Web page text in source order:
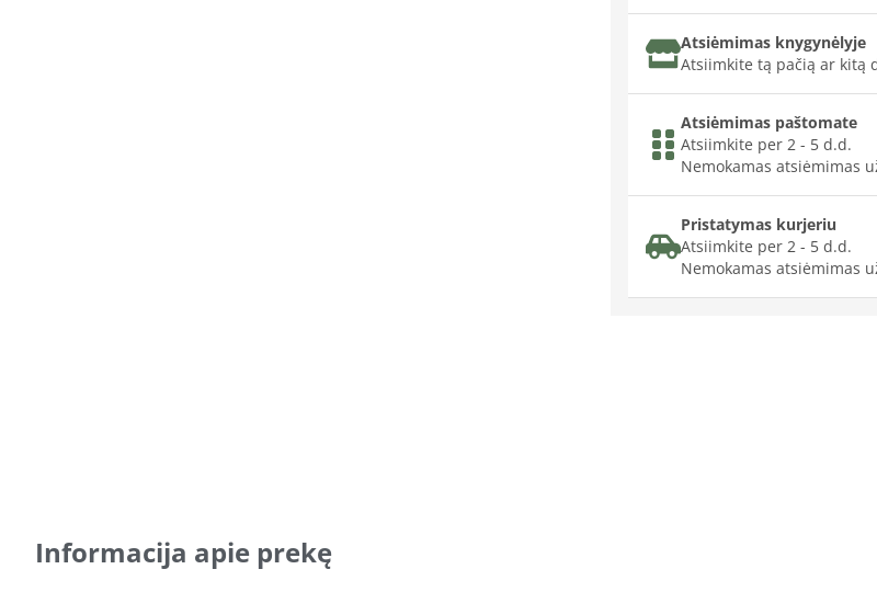
Atsiėmimas knygynėlyje
Atsiimkite tą pačią ar kitą
Atsiėmimas paštomate
Atsiimkite per 2 - 5 d.d.
Nemokamas atsiėmimas
Pristatymas kurjeriu
Atsiimkite per 2 - 5 d.d.
Nemokamas atsiėmimas
Informacija apie prekę